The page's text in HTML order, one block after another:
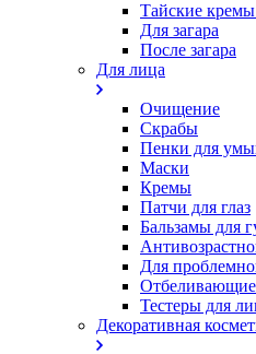
Тайские
Для загара
После загара
Для лица
Очищение
Скрабы
Пенки для
Маски
Кремы
Патчи для глаз
Бальзамы для
Для
Тестеры для
Декоративная